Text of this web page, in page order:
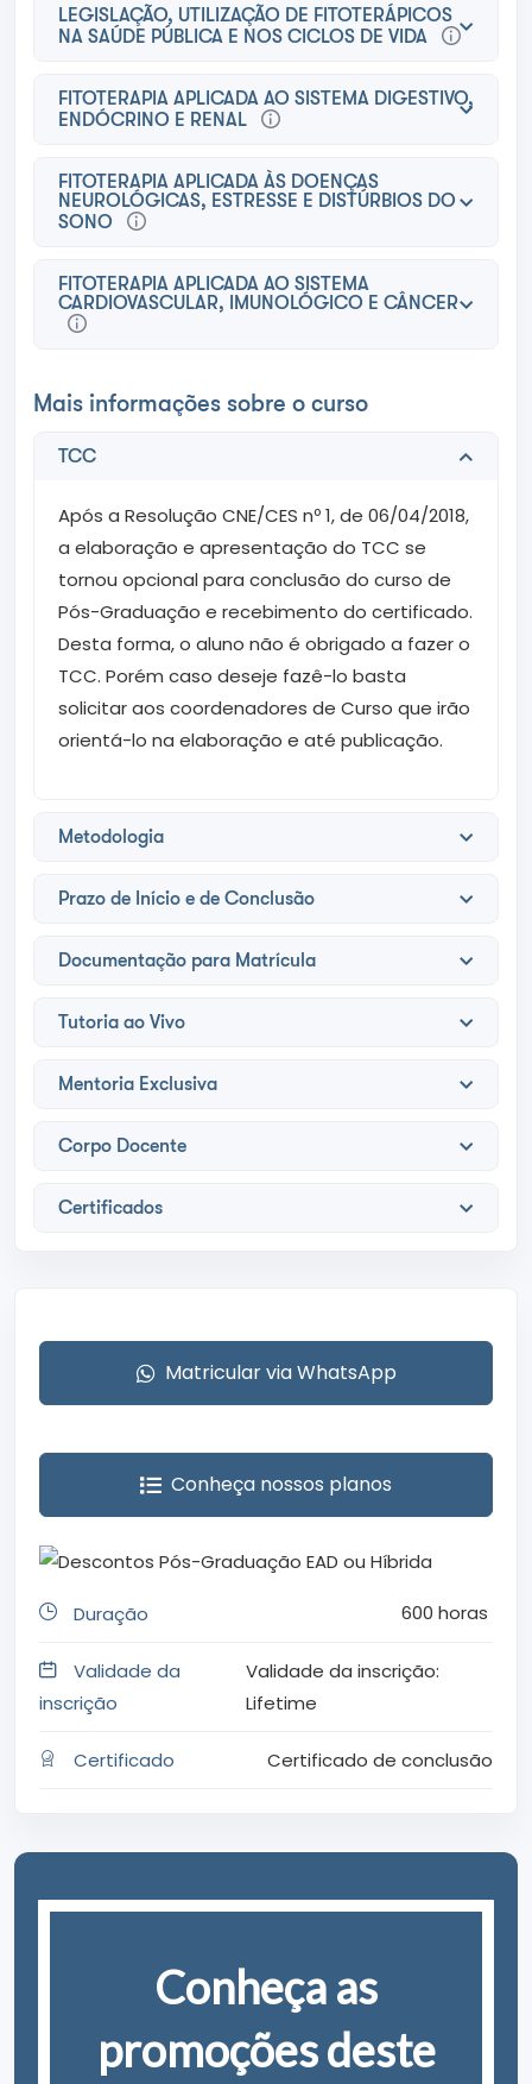
LEGISLAÇÃO, UTILIZAÇÃO DE FITOTERÁPICOS
NA SAÚDE PÚBLICA E NOS CICLOS DE VIDA
FITOTERAPIA APLICADA AO SISTEMA DIGESTIVO,
ENDÓCRINO E RENAL
FITOTERAPIA APLICADA ÀS DOENÇAS
NEUROLÓGICAS, ESTRESSE E DISTÚRBIOS DO
SONO
FITOTERAPIA APLICADA AO SISTEMA
CARDIOVASCULAR, IMUNOLÓGICO E CÂNCER
Mais informações sobre o curso
TCC
Após a Resolução CNE/CES nº 1, de 06/04/2018,
a elaboração e apresentação do TCC se
tornou opcional para conclusão do curso de
Pós-Graduação e recebimento do certificado.
Desta forma, o aluno não é obrigado a fazer o
TCC. Porém caso deseje fazê-lo basta
solicitar aos coordenadores de Curso que irão
orientá-lo na elaboração e até publicação.
Metodologia
Prazo de Início e de Conclusão
Documentação para Matrícula
Tutoria ao Vivo
Mentoria Exclusiva
Corpo Docente
Certificados
Matricular via WhatsApp
Conheça nossos planos
Duração 600 horas
Validade da
inscrição
Validade da inscrição:
Lifetime
Certificado Certificado de conclusão
Conheça as
promoções deste